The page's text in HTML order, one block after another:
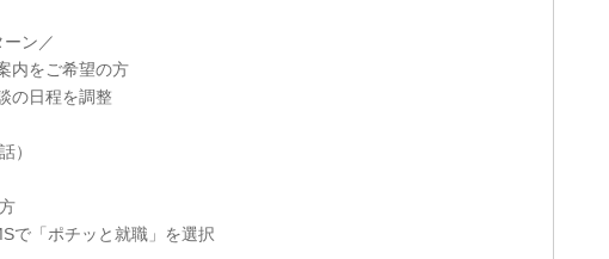
ン／
内をご希望の方
の日程を調整
）
で「ポチッと就職」を選択